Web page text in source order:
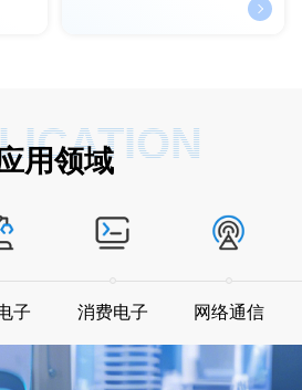
用领域
子 消费电子 网络通信